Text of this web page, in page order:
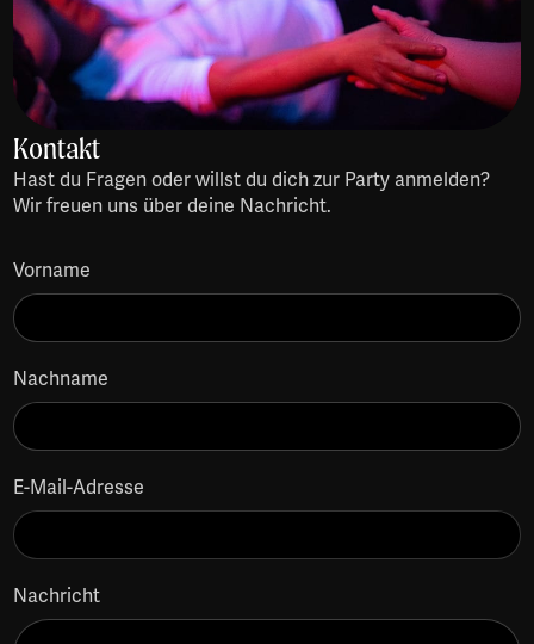
Kontakt
Hast du Fragen oder willst du dich zur Party anmelden?
Wir freuen uns über deine Nachricht.
Vorname
Nachname
E-Mail-Adresse
Nachricht